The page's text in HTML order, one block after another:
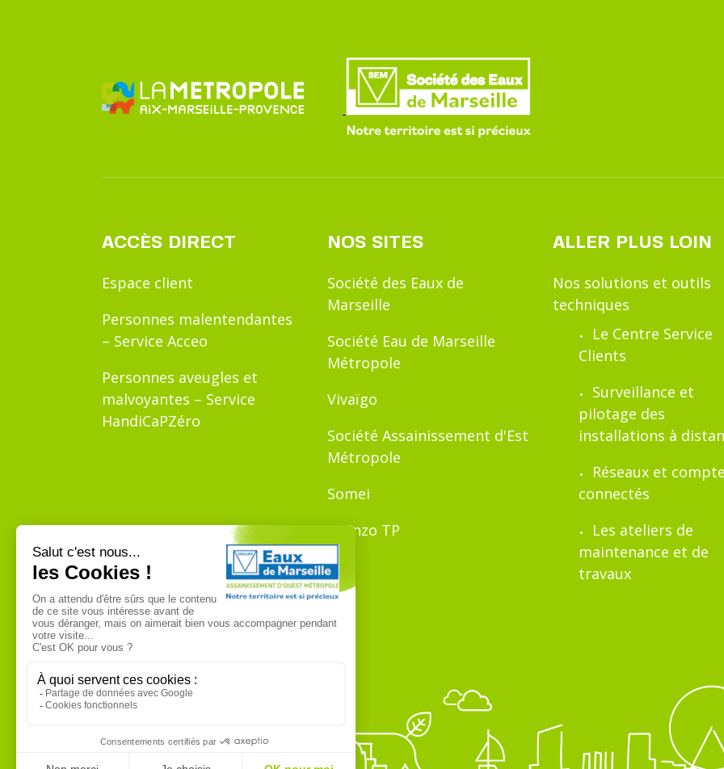
ACCÈS DIRECT
Espace client
Personnes malentendantes
– Service Acceo
Personnes aveugles et
malvoyantes – Service
HandiCaPZéro
NOS SITES
Société des Eaux de
Marseille
Société Eau de Marseille
Métropole
Vivaïgo
Société Assainissement d'Est
Métropole
Somei
Bronzo TP
ALLER PLUS LOIN
Nos solutions et outils
techniques
Le Centre Service
Clients
Surveillance et
pilotage des
installations à
Réseaux et
connectés
Les ateliers de
maintenance et de
travaux